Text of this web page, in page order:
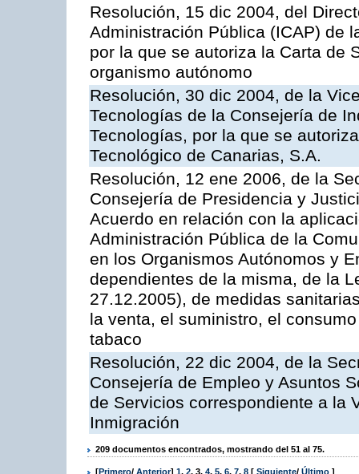
Resolución, 15 dic 2004, del
Administración Pública (ICAP) de
por la que se autoriza la Carta de
organismo autónomo
Resolución, 30 dic 2004, de la
Tecnologías de la Consejería de
Tecnologías, por la que se
Tecnológico de Canarias, S.A.
Resolución, 12 ene 2006, de la
Consejería de Presidencia y
Acuerdo en relación con la
Administración Pública de la
en los Organismos Autónomos y
dependientes de la misma, de la
27.12.2005), de medidas
la venta, el suministro, el
tabaco
Resolución, 22 dic 2004, de la
Consejería de Empleo y Asuntos
de Servicios correspondiente a la
Inmigración
209 documentos encontrados, mostrando del 51 al 75.
[Primero/ Anterior] 1, 2, 3, 4, 5, 6, 7, 8 [ Siguiente/ Último ]